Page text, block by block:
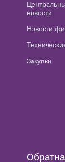
новости
Новости
Закупки